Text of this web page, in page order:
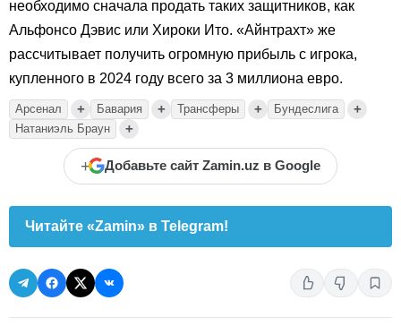
необходимо сначала продать таких защитников, как
Альфонсо Дэвис или Хироки Ито. «Айнтрахт» же
рассчитывает получить огромную прибыль с игрока,
купленного в 2024 году всего за 3 миллиона евро.
Арсенал + Бавария + Трансферы + Бундеслига +
Натаниэль Браун +
+ Добавьте сайт Zamin.uz в Google
Читайте «Zamin» в Telegram!